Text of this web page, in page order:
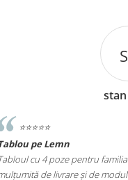
! Am fost foarte
O idee minunată